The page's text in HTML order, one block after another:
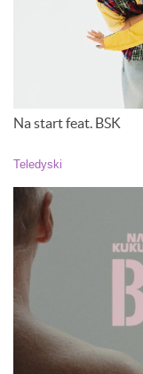
Na start feat. BSK
Teledyski